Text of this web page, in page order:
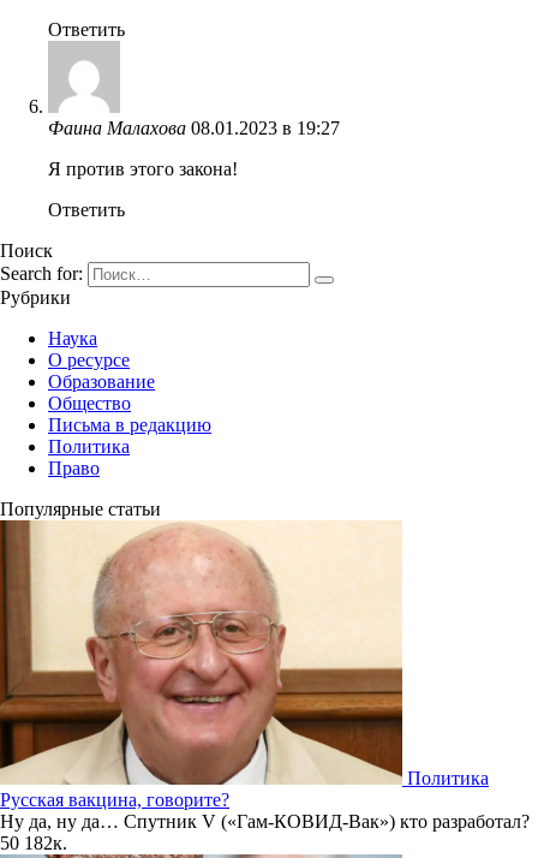
Ответить
Фаина Малахова 08.01.2023 в 19:27
Я против этого закона!
Ответить
Поиск
Search for:
Рубрики
Наука
О ресурсе
Образование
Общество
Письма в редакцию
Политика
Право
Популярные статьи
Политика
Русская вакцина, говорите?
Ну да, ну да… Спутник V («Гам-КОВИД-Вак») кто разработал?
50 182к.